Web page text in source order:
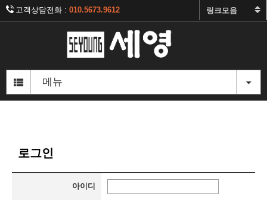
고객상담전화 : 010.5673.9612
주
영
메뉴
역로그인
아이디